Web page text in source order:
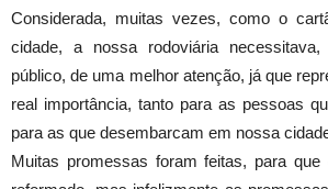
Considerada, muitas vezes, como o
cidade, a nossa rodoviária
público, de uma melhor atenção, já que
real importância, tanto para as pessoas
para as que desembarcam em nossa
Muitas promessas foram feitas, para